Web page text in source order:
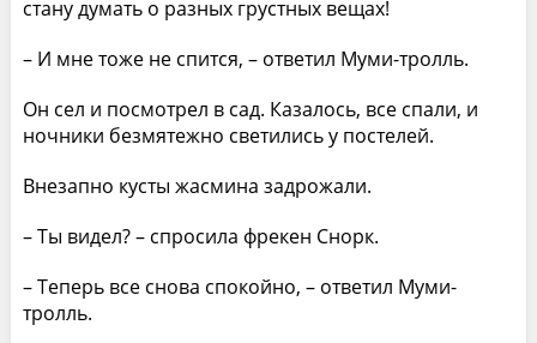
стану думать о разных грустных вещах!
– И мне тоже не спится, – ответил Муми-тролль.
Он сел и посмотрел в сад. Казалось, все спали, и
ночники безмятежно светились у постелей.
Внезапно кусты жасмина задрожали.
– Ты видел? – спросила фрекен Снорк.
– Теперь все снова спокойно, – ответил Муми-
тролль.